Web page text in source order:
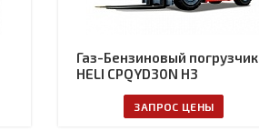
Газ-Бензиновый погрузчик
HELI CPQYD30N H3
ЗАПРОС ЦЕНЫ